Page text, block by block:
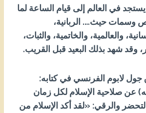
في العالم إلى قيام الساعة لما
وسمات حيث…. الربانية،
والعالمية، والخاتمية، والثبات،
وقد شهد بذلك البعيد قبل القريب.
لابوم الفرنسي في كتابه:
عن صلاحية الإسلام لكل زمان
والرقي: «لقد أكد الإسلام من